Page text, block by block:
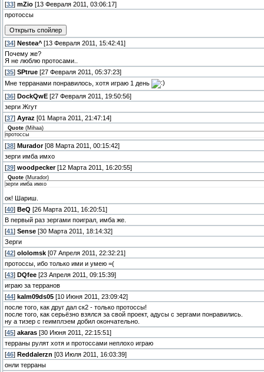
[33] mZio [13 Февраля 2011, 03:06:17]
протоссы
[34] Nestea^ [13 Февраля 2011, 15:42:41]
Почему же?
Я не люблю протосами..
[35] SPtrue [27 Февраля 2011, 05:37:23]
Мне терранами понравилось, хотя играю 1 день
[36] DockQwE [27 Февраля 2011, 19:50:56]
зерги Жгут
[37] Ayraz [01 Марта 2011, 21:47:14]
Quote (Mihaa)
протоссы
[38] Murador[08 Марта 2011, 00:15:42]
зерги имба имхо
[39] woodpecker[12 Марта 2011, 16:20:55]
Quote (Murador)
зерги имба имхо
ок! Шариш.
[40] BeQ [26 Марта 2011, 16:20:51]
В первый раз зергами поиграл, имба же.
[41 ] Sense [30 Марта 2011, 18:14:32]
Зерги
[42] ololomsk [07 Апреля 2011, 22:32:21]
протоссы, ибо только ими и умею =(
[43] DQfee [23 Апреля 2011, 09:15:39]
играю за терранов
[44] kalm09ds05 [10 Июня 2011, 23:09:42]
после того, как друг дал ск2 - только протоссы!
после того, как серьёзно взялся за свой проект, адусы с зергами понравились.
ну а тизер с геимплэем добил окончательно.
[45] akaras [30 Июня 2011, 22:15:51]
терраны рулят хотя и протоссами неплохо играю
[46] Reddalerzn [03 Июля 2011, 16:03:39]
онли терраны